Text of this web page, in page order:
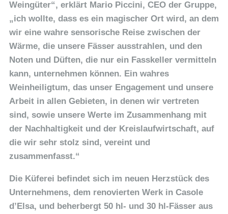
Weingüter“, erklärt Mario Piccini, CEO der Gruppe,
„ich wollte, dass es ein magischer Ort wird, an dem
wir eine wahre sensorische Reise zwischen der
Wärme, die unsere Fässer ausstrahlen, und den
Noten und Düften, die nur ein Fasskeller vermitteln
kann, unternehmen können. Ein wahres
Weinheiligtum, das unser Engagement und unsere
Arbeit in allen Gebieten, in denen wir vertreten
sind, sowie unsere Werte im Zusammenhang mit
der Nachhaltigkeit und der Kreislaufwirtschaft, auf
die wir sehr stolz sind, vereint und
zusammenfasst.“
Die Küferei befindet sich im neuen Herzstück des
Unternehmens, dem renovierten Werk in Casole
d’Elsa, und beherbergt 50 hl- und 30 hl-Fässer aus